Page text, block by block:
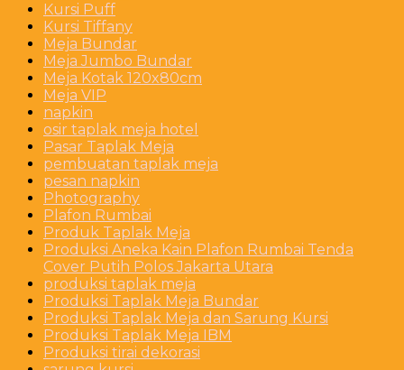
Kursi Puff
Kursi Tiffany
Meja Bundar
Meja Jumbo Bundar
Meja Kotak 120x80cm
Meja VIP
napkin
osir taplak meja hotel
Pasar Taplak Meja
pembuatan taplak meja
pesan napkin
Photography
Plafon Rumbai
Produk Taplak Meja
Produksi Aneka Kain Plafon Rumbai Tenda
Cover Putih Polos Jakarta Utara
produksi taplak meja
Produksi Taplak Meja Bundar
Produksi Taplak Meja dan Sarung Kursi
Produksi Taplak Meja IBM
Produksi tirai dekorasi